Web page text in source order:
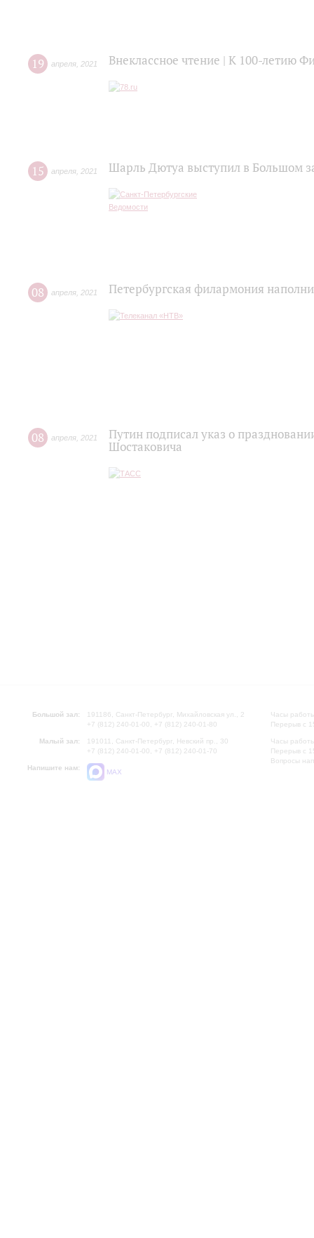
19 апреля 2021 Внеклассное чтение | К 100-летию
15 апреля 2021 Шарль Дютуа выступил в Большом
08 апреля 2021 Петербургская филармония
08 апреля 2021
Путин подписал указ о
Шостаковича
Большой зал:
191186, Санкт-Петербург, Михайловская ул., 2
+7 (812) 240-01-00, +7 (812) 240-01-80
Малый зал:
191011, Санкт-Петербург, Невский пр., 30
+7 (812) 240-01-00, +7 (812) 240-01-70
Напишите нам:
MAX
Часы
Перерыв с
Часы
Перерыв с
Вопросы